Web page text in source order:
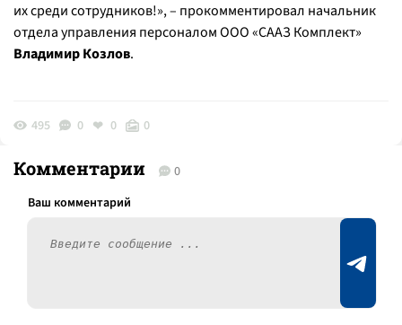
их среди сотрудников!», – прокомментировал начальник
отдела управления персоналом ООО «СААЗ Комплект»
Владимир Козлов.
495 0 0 0
Комментарии 0